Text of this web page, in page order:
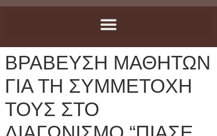
ΒΡΑΒΕΥΣΗ ΜΑΘΗΤΩΝ
ΓΙΑ ΤΗ ΣΥΜΜΕΤΟΧΗ
ΤΟΥΣ ΣΤΟ